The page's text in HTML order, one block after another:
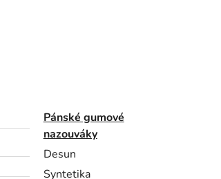
Pánské gumové
nazouváky
Desun
Syntetika